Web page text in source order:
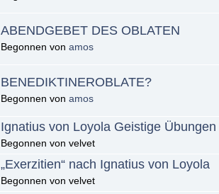
ABENDGEBET DES OBLATEN
Begonnen von amos
BENEDIKTINEROBLATE?
Begonnen von amos
Ignatius von Loyola Geistige Übungen
Begonnen von velvet
„Exerzitien“ nach Ignatius von Loyola
Begonnen von velvet